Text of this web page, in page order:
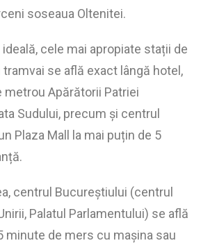
soseaua Oltenitei.
cele mai apropiate stații de
se află exact lângă hotel,
metrou Apărătorii Patriei
Sudului, precum și centrul
Plaza Mall la mai puțin de 5
centrul Bucureștiului (centrul
Palatul Parlamentului) se află
minute de mers cu mașina sau